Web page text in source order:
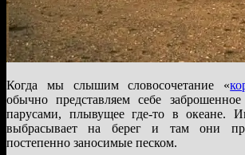
Когда мы слышим словосочетание «
обычно представляем себе
парусами, плывущее где-то в океане.
выбрасывает на берег и там они
постепенно заносимые песком.